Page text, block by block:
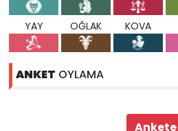
YAY OĞLAK KOVA
ANKET OYLAMA